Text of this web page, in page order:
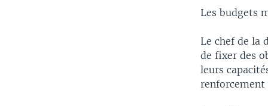
Les budgets
Le chef de la
de fixer des
leurs